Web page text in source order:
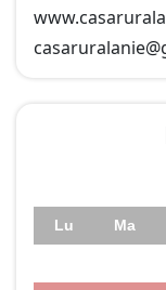
casaruralanie@